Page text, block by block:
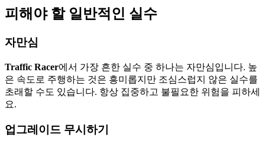
피해야 할 일반적인 실수
자만심
Traffic Racer에서 가장 흔한 실수 중 하나는 자만심입니다. 높
은 속도로 주행하는 것은 흥미롭지만 조심스럽지 않은 실수를
초래할 수도 있습니다. 항상 집중하고 불필요한 위험을 피하세
요.
업그레이드 무시하기